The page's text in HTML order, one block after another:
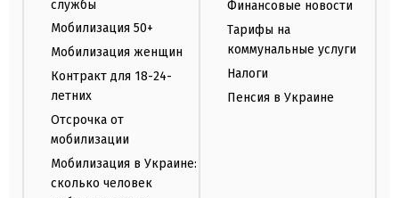
службы
Мобилизация 50+
Мобилизация женщин
Контракт для 18-24-
летних
Отсрочка от
мобилизации
Мобилизация в Украине:
сколько человек
Финансовые новости
Тарифы на
коммунальные услуги
Налоги
Пенсия в Украине